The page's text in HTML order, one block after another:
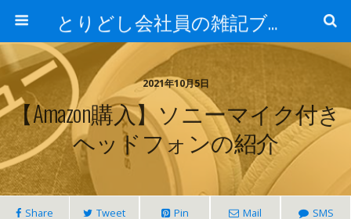
とりどし会社員の雑記ブログ
2021年10月5日
【Amazon購入】ソニーマイク付き
ヘッドフォンの紹介
Share Tweet Pin Mail SMS